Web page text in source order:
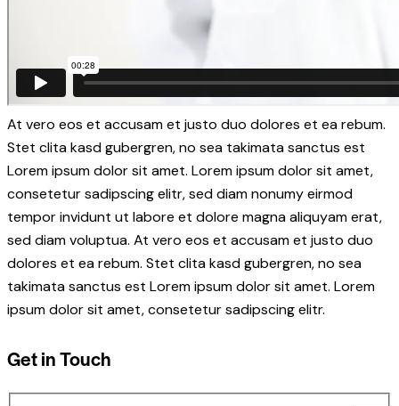
At vero eos et accusam et justo duo dolores et ea rebum.
Stet clita kasd gubergren, no sea takimata sanctus est
Lorem ipsum dolor sit amet. Lorem ipsum dolor sit amet,
consetetur sadipscing elitr, sed diam nonumy eirmod
tempor invidunt ut labore et dolore magna aliquyam erat,
sed diam voluptua. At vero eos et accusam et justo duo
dolores et ea rebum. Stet clita kasd gubergren, no sea
takimata sanctus est Lorem ipsum dolor sit amet. Lorem
ipsum dolor sit amet, consetetur sadipscing elitr.
Get in Touch